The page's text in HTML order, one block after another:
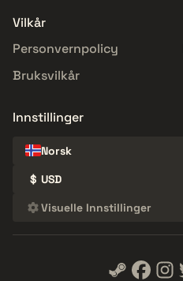
Vilkår
Personvernpolicy
Bruksvilkår
Innstillinger
Norsk
$ USD
Visuelle Innstillinger